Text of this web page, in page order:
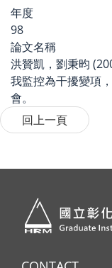
年度
98
論文名稱
洪贊凱，劉秉昀
我監控為干擾變項
會。